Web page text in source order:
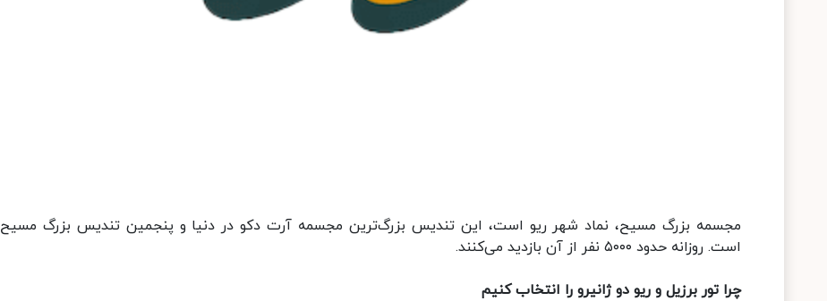
مجسمه بزرگ مسیح، نماد شهر ریو است، این تندیس بزرگ‌ترین مجسمه آرت دکو در دنیا و پنجمین تندیس بزرگ مسیح
است. روزانه حدود ۵۰۰۰ نفر از آن بازدید می‌کنند.
چرا تور برزیل و ریو دو ژانیرو را انتخاب کنیم